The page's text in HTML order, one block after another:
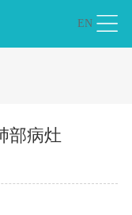
EN
部病灶